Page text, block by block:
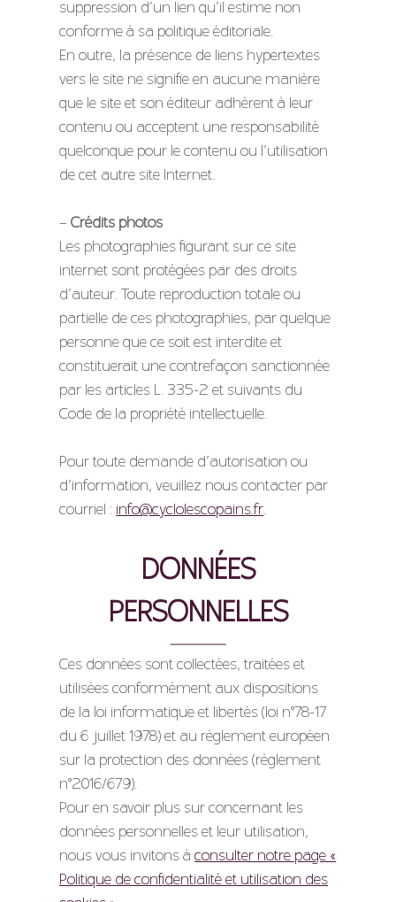
suppression d’un lien qu’il estime non
conforme à sa politique éditoriale.
En outre, la présence de liens hypertextes
vers le site ne signifie en aucune manière
que le site et son éditeur adhèrent à leur
contenu ou acceptent une responsabilité
quelconque pour le contenu ou l’utilisation
de cet autre site Internet.
–Crédits photos
Les photographies figurant sur ce site
internet sont protégées par des droits
d’auteur. Toute reproduction totale ou
partielle de ces photographies, par quelque
personne que ce soit est interdite et
constituerait une contrefaçon sanctionnée
par les articles L. 335-2 et suivants du
Code de la propriété intellectuelle.
Pour toute demande d’autorisation ou
d’information, veuillez nous contacter par
courriel : info@cyclolescopains.fr.
DONNÉES
PERSONNELLES
Ces données sont collectées, traitées et
utilisées conformément aux dispositions
de la loi informatique et libertés (loi n°78-17
du 6 juillet 1978) et au règlement européen
sur la protection des données (règlement
n°2016/679).
Pour en savoir plus sur concernant les
données personnelles et leur utilisation,
nous vous invitons àconsulter notre page «
Politique de confidentialité et utilisation des